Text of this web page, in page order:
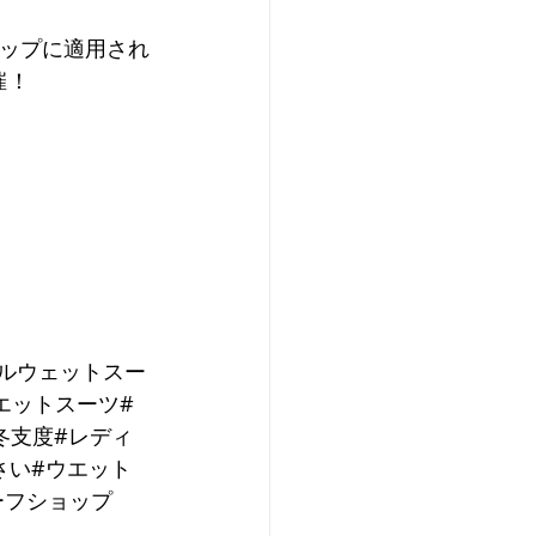
プに適用され
ウェットスー
ットスーツ#
支度#レディ
#ウエット
ショップ